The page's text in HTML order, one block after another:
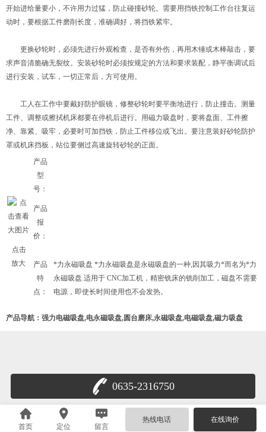
开始进给量要小，不许用力过猛，防止碰撞砂轮。需要用挡铁控制工作台往复运
动时，要根据工件磨削长度，准确调好，将挡铁紧牢。
更换砂轮时，必须先进行外观检查，是否有外伤，再用木锤或木棒敲击，要
求声音清脆确无裂纹。安装砂轮时必须按规定的方法和要求装配，静平衡调试后
进行安装，试车，一切正常后，方可使用。
工人在工作中要戴好防护眼镜，修整砂轮时要平衡地进行，防止撞击。测量
工件、调整或擦拭机床都要在停机后进行。用磁力吸盘时，要将盘面、工件擦
净、靠紧、吸牢，必要时可加挡铁，防止工件移位或飞出。要注意装好砂轮防护
罩或机床挡板，站位要侧过高速旋转砂轮的正面。
点击
放大
产品
型
号：
产品
报
价：
产品
特
点：
*力永磁吸盘 *力永磁吸盘是永磁吸盘的一种,因其吸力*而名为*力
永磁吸盘.适用于 CNC加工机，精密铣床的铣削加工，磁盘不需要
电源，即使长时间使用也不会发热。
产品导航： 强力电磁吸盘,电永磁吸盘,圆台磨床,永磁吸盘,电磁吸盘,磁力吸盘
0635-2316750
首页 定位 留言
热线电话 在线询价
鲁公网安备 37158102000179号